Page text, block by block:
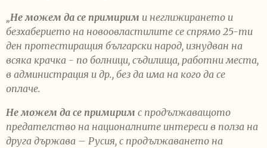
„Не можем да се примирим и неглижирането и
безхаберието на новоовластилите се спрямо 25-ти
ден протестиращия български народ, изнудван на
всяка крачка - по болници, съдилища, работни места,
в администрация и др., без да има на кого да се
оплаче.
Не можем да се примирим с продължаващото
предателство на националните интереси в полза на
друга държава – Русия, с продължаването на